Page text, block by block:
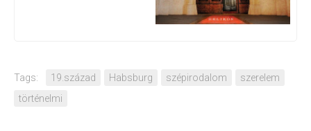
Tags: 19.század Habsburg szépirodalom
szerelem
történelmi